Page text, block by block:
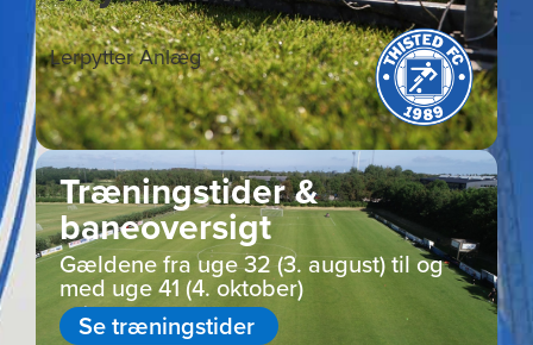
Træningstider &
baneoversigt
Gældene fra uge 32 (3. august) til og
med uge 41 (4. oktober)
Se træningstider